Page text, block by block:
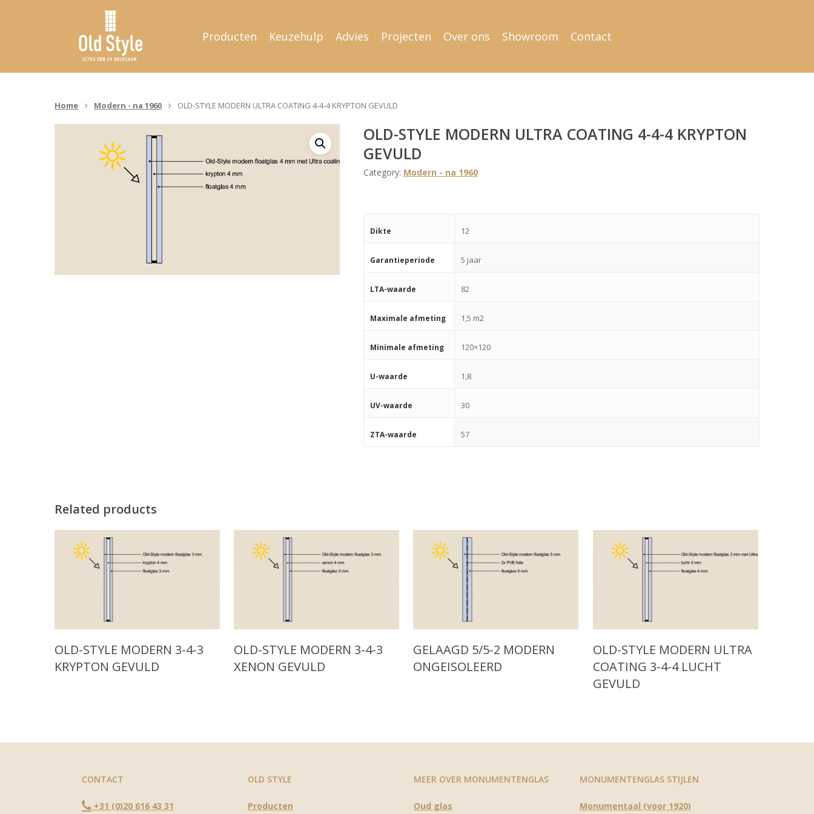
Producten Keuzehulp Advies Projecten Over ons Showroom Contact
Home Modern - na 1960 OLD-STYLE MODERN ULTRA COATING 4-4-4 KRYPTON GEVULD
OLD-STYLE MODERN ULTRA COATING 4-4-4 KRYPTON
GEVULD
Category: Modern - na 1960
Dikte 12
Garantieperiode 5 jaar
LTA-waarde 82
Maximale afmeting 1,5 m2
Minimale afmeting 120×120
U-waarde 1,8
UV-waarde 30
ZTA-waarde 57
Related products
OLD-STYLE MODERN 3-4-3
KRYPTON GEVULD
OLD-STYLE MODERN 3-4-3
XENON GEVULD
GELAAGD 5/5-2 MODERN
ONGEISOLEERD
OLD-STYLE MODERN ULTRA
COATING 3-4-4 LUCHT
GEVULD
CONTACT
+31 (0)20 616 43 31
OLD STYLE
Producten
MEER OVER MONUMENTENGLAS
Oud glas
MONUMENTENGLAS STIJLEN
Monumentaal (voor 1920)